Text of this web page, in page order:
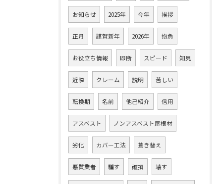
お知らせ 2025年 今年 挨拶
正月 謹賀新年 2026年 抱負
お役立ち情報 即断 スピード 知見
近隣 クレーム 説明 苦しい
転換期 名前 他己紹介 信用
アスベスト ノンアスベスト屋根材
劣化 カバー工法 葺き替え
悪質業者 騙す 破損 壊す